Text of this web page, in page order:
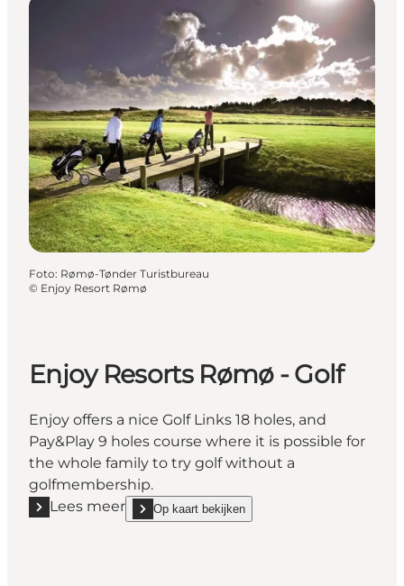
Foto: Rømø-Tønder Turistbureau
© Enjoy Resort Rømø
Enjoy Resorts Rømø - Golf
Enjoy offers a nice Golf Links 18 holes, and
Pay&Play 9 holes course where it is possible for
the whole family to try golf without a
golfmembership.
Lees meer
Lees meer "Enjoy Resorts Rømø - Golf"
Op kaart bekijken
show Enjoy Resorts Rømø - Golf on_map